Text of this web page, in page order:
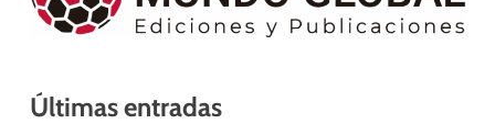
Últimas entradas